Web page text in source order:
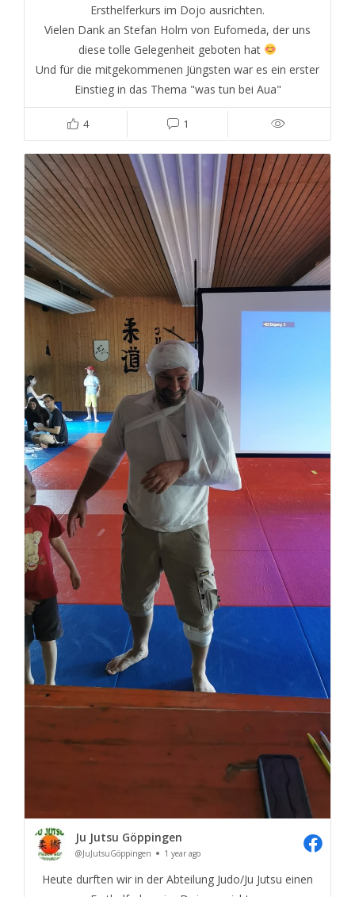
Ersthelferkurs im Dojo ausrichten.
Vielen Dank an Stefan Holm von Eufomeda, der uns
diese tolle Gelegenheit geboten hat
Und für die mitgekommenen Jüngsten war es ein erster
Einstieg in das Thema "was tun bei Aua"
4 1
Ju Jutsu Göppingen
@JuJutsuGöppingen 1 year ago
Heute durften wir in der Abteilung Judo/Ju Jutsu einen